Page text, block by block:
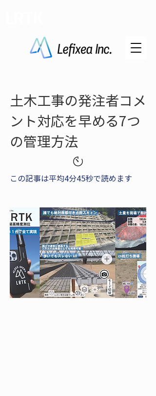
土木工事の発注者コメ
ント対応を早める7つ
の管理方法
この記事は平均4分45秒で読めます